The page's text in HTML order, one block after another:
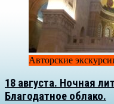
Авторские
18 августа. Ночная
Благодатное облако.